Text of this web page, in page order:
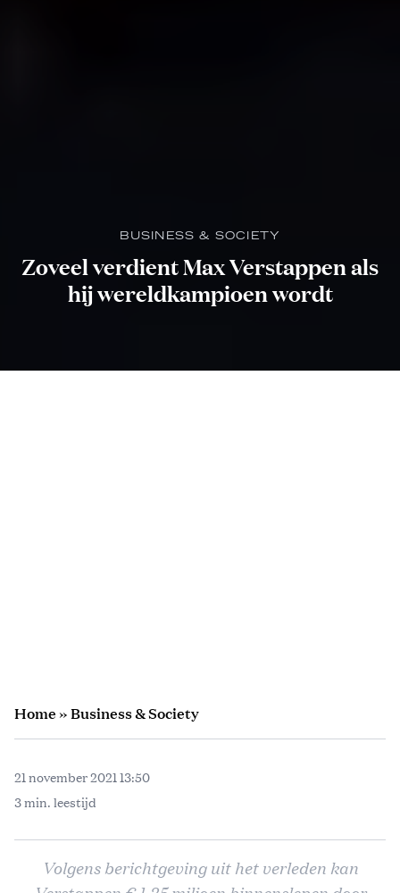
BUSINESS & SOCIETY
Zoveel verdient Max Verstappen als
hij wereldkampioen wordt
Home»Business & Society
21 november 2021 13:50
3 min. leestijd
Volgens berichtgeving uit het verleden kan